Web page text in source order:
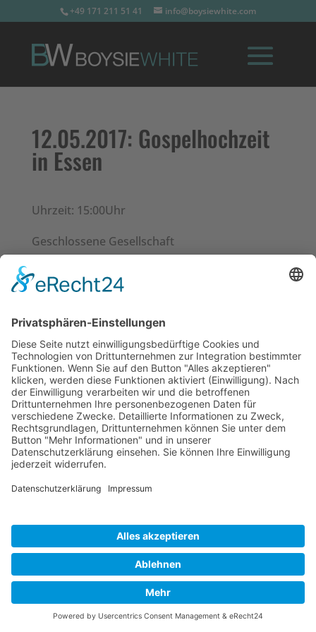
+49 171 211 51 41 info@boysiewhite.com
12.05.2017: Gospelhochzeit
in Essen
Uhrzeit: 15:00Uhr
Geschlossene Gesellschaft
Impressum Datenschutz
Developed and powered bygrafix.house